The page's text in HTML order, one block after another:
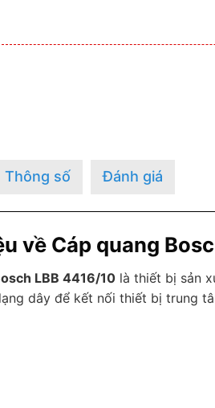
Thông số Đánh giá
về Cáp quang
LBB 4416/10 là thiết bị sản
dây để kết nối thiết bị trung